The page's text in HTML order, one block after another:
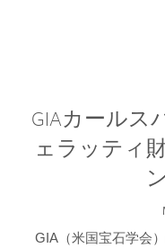
GIAカールス
ェラッティ
GIA（米国宝石学会